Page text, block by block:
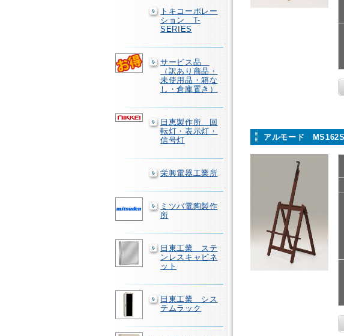
トキコーポレー
ション T-
SERIES
サービス品
（訳あり商品・
未使用品・箱な
し・倉庫置き）
日恵製作所 回
転灯・表示灯・
信号灯
栄興電器工業所
ミツバ電陶製作
所
日東工業 ステ
ンレスキャビネ
ット
日東工業 シス
テムラック
アルモード